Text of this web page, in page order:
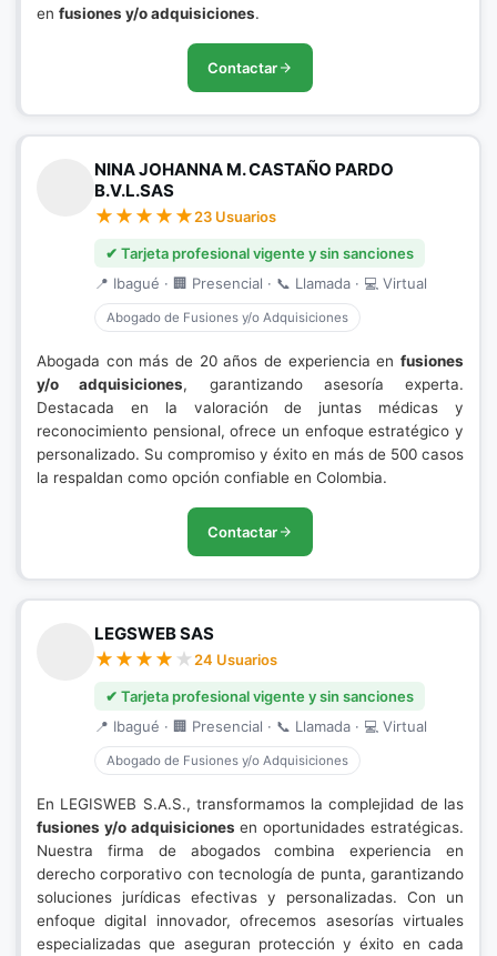
en fusiones y/o adquisiciones.
Contactar
NINA JOHANNA M. CASTAÑO PARDO
B.V.L.SAS
23 Usuarios
✔ Tarjeta profesional vigente y sin sanciones
📍 Ibagué · 🏢 Presencial · 📞 Llamada · 💻 Virtual
Abogado de Fusiones y/o Adquisiciones
Abogada con más de 20 años de experiencia en fusiones
y/o adquisiciones, garantizando asesoría experta.
Destacada en la valoración de juntas médicas y
reconocimiento pensional, ofrece un enfoque estratégico y
personalizado. Su compromiso y éxito en más de 500 casos
la respaldan como opción confiable en Colombia.
Contactar
LEGSWEB SAS
24 Usuarios
✔ Tarjeta profesional vigente y sin sanciones
📍 Ibagué · 🏢 Presencial · 📞 Llamada · 💻 Virtual
Abogado de Fusiones y/o Adquisiciones
En LEGISWEB S.A.S., transformamos la complejidad de las
fusiones y/o adquisiciones en oportunidades estratégicas.
Nuestra firma de abogados combina experiencia en
derecho corporativo con tecnología de punta, garantizando
soluciones jurídicas efectivas y personalizadas. Con un
enfoque digital innovador, ofrecemos asesorías virtuales
especializadas que aseguran protección y éxito en cada